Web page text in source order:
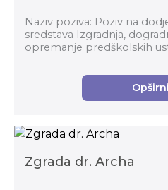
Naziv poziva: Poziv na
sredstava Izgradnja,
opremanje predškolskih
Zgrada dr. Archa